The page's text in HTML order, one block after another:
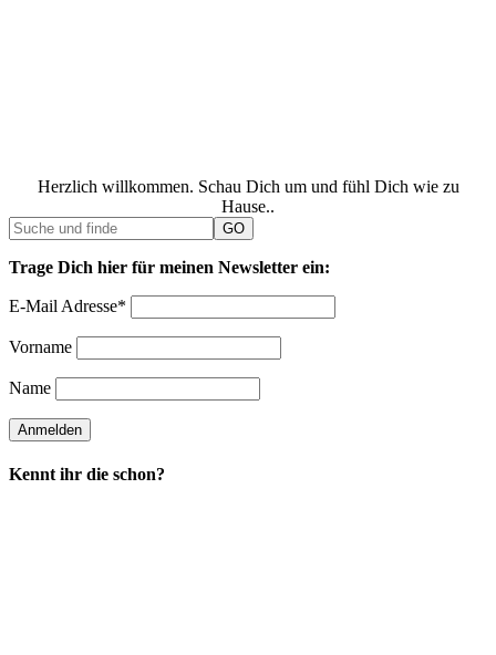
Herzlich willkommen. Schau Dich um und fühl Dich wie zu
Hause..
Trage Dich hier für meinen Newsletter ein:
E-Mail Adresse*
Vorname
Name
Kennt ihr die schon?